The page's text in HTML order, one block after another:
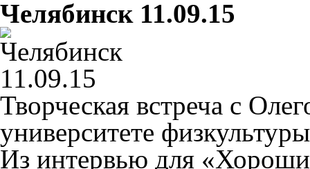
Челябинск 11.09.15
Творческая встреча с
университете
Из интервью для